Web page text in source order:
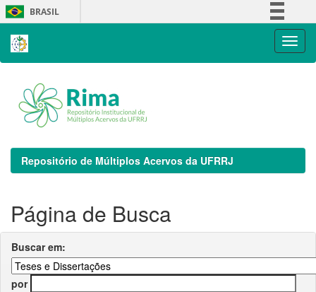
Skip
navigation
BRASIL
Repositório de Múltiplos Acervos da UFRRJ
Página de Busca
Buscar em:
por